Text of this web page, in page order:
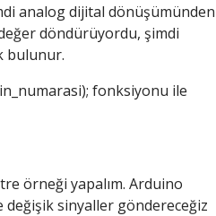
analog dijital dönüşümünden
döndürüyordu, şimdi
bulunur.
fonksiyonu ile
örneği yapalım. Arduino
değişik sinyaller göndereceğiz